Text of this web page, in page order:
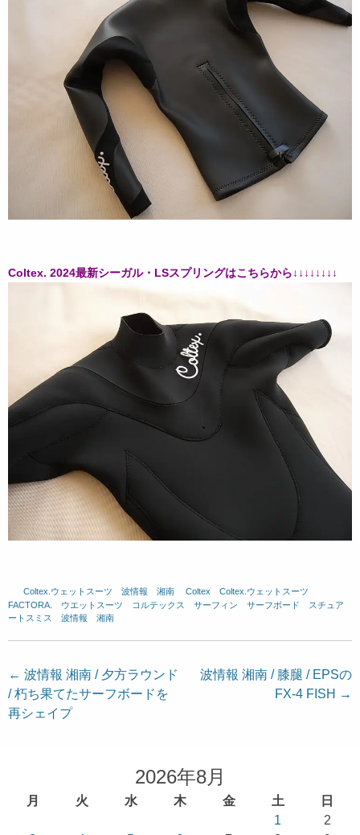
Coltex. 2024最新シーガル・LSスプリングはこちらから↓↓↓↓↓↓↓↓
Coltex.ウェットスーツ 波情報 湘南 Coltex Coltex.ウェットスーツ
FACTORA.
ウエットスーツ コルテックス サーフィン サーフボード
スチュア
ートスミス
波情報 湘南
投
稿
ナ
← 波情報 湘南 / 夕方ラウンド
/ 朽ち果てたサーフボードを
再シェイプ
波情報 湘南 / 膝腿 / EPSの
FX-4 FISH →
2026年8月
月 火 水 木 金 土
日
1
2